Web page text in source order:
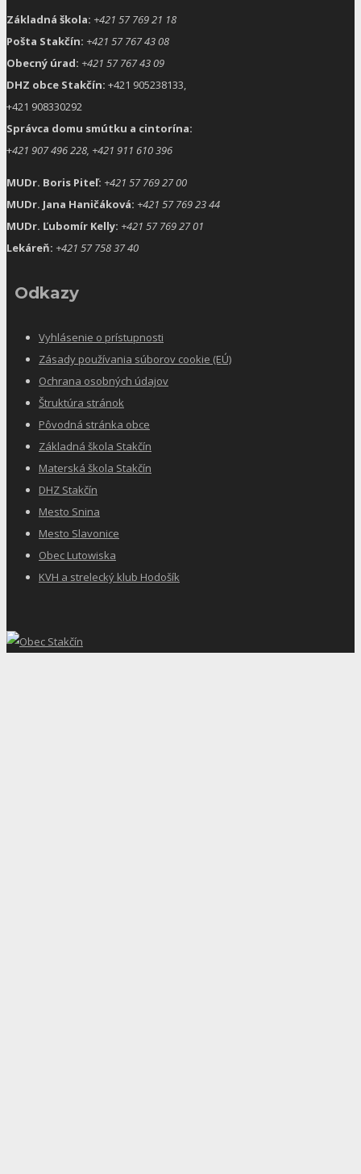
Základná škola: +421 57 769 21 18
Pošta Stakčín: +421 57 767 43 08
Obecný úrad: +421 57 767 43 09
DHZ obce Stakčín: +421 905238133,
+421 908330292
Správca domu smútku a cintorína:
+421 907 496 228, +421 911 610 396
MUDr. Boris Piteľ: +421 57 769 27 00
MUDr. Jana Haničáková: +421 57 769 23 44
MUDr. Ľubomír Kelly: +421 57 769 27 01
Lekáreň: +421 57 758 37 40
Odkazy
Vyhlásenie o prístupnosti
Zásady používania súborov cookie (EÚ)
Ochrana osobných údajov
Štruktúra stránok
Pôvodná stránka obce
Základná škola Stakčín
Materská škola Stakčín
DHZ Stakčín
Mesto Snina
Mesto Slavonice
Obec Lutowiska
KVH a strelecký klub Hodošík